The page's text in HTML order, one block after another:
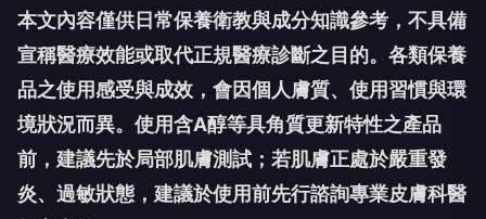
本文內容僅供日常保養衛教與成分知識參考，不具備
宣稱醫療效能或取代正規醫療診斷之目的。各類保養
品之使用感受與成效，會因個人膚質、使用習慣與環
境狀況而異。使用含A醇等具角質更新特性之產品
前，建議先於局部肌膚測試；若肌膚正處於嚴重發
炎、過敏狀態，建議於使用前先行諮詢專業皮膚科醫